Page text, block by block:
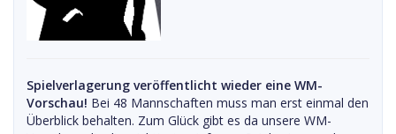
Spielverlagerung veröffentlicht wieder eine WM-
Vorschau! Bei 48 Mannschaften muss man erst einmal den
Überblick behalten. Zum Glück gibt es da unsere WM-